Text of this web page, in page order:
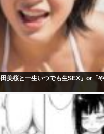
田美桜と一生いつでも生SEX」or「